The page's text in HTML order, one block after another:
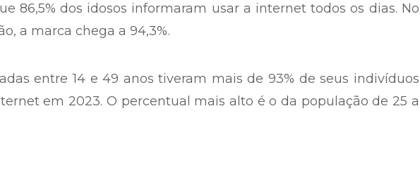
86,5% dos idosos informaram usar a internet todos os dias. No
a marca chega a 94,3%.
entre 14 e 49 anos tiveram mais de 93% de seus indivíduos
em 2023. O percentual mais alto é o da população de 25 a